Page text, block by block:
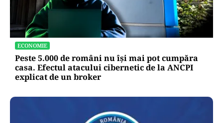
ECONOMIE
Peste 5.000 de români nu își mai pot cumpăra
casa. Efectul atacului cibernetic de la ANCPI
explicat de un broker